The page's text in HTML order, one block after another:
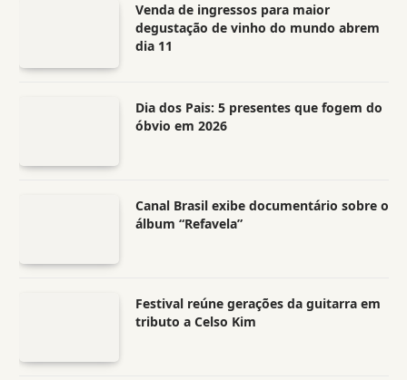
Venda de ingressos para maior
degustação de vinho do mundo abrem
dia 11
Dia dos Pais: 5 presentes que fogem do
óbvio em 2026
Canal Brasil exibe documentário sobre o
álbum “Refavela”
Festival reúne gerações da guitarra em
tributo a Celso Kim